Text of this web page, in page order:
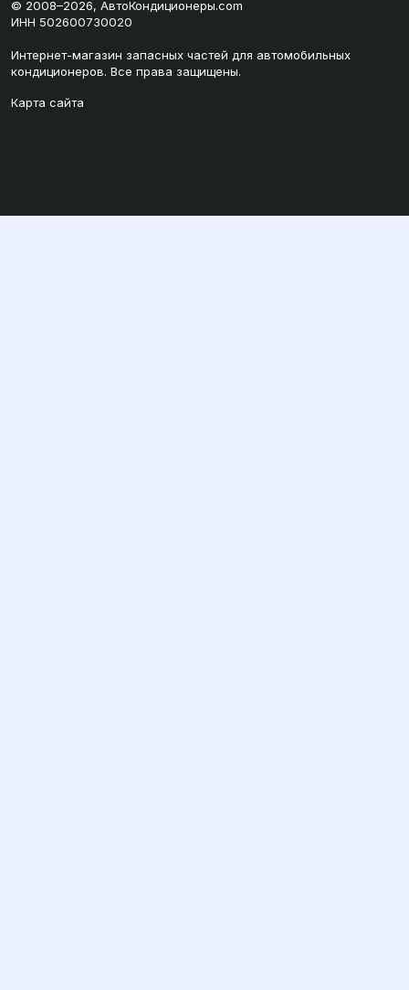
© 2008–2026, АвтоКондиционеры.com
ИНН 502600730020
Интернет-магазин запасных частей для автомобильных
кондиционеров. Все права защищены.
Карта сайта